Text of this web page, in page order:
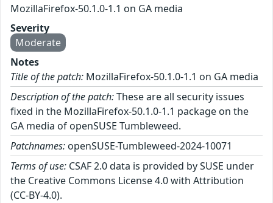
MozillaFirefox-50.1.0-1.1 on GA media
Severity
Moderate
Notes
Title of the patch: MozillaFirefox-50.1.0-1.1 on GA media
Description of the patch:These are all security issues
fixed in the MozillaFirefox-50.1.0-1.1 package on the
GA media of openSUSE Tumbleweed.
Patchnames: openSUSE-Tumbleweed-2024-10071
Terms of use: CSAF 2.0 data is provided by SUSE under
the Creative Commons License 4.0 with Attribution
(CC-BY-4.0).